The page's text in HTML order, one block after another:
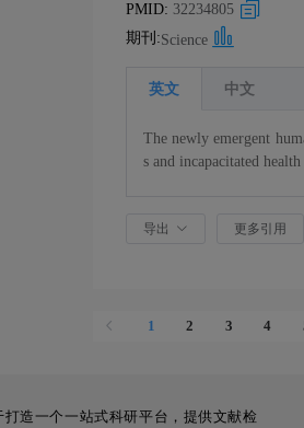
PMID: 32234805
期刊:Science
英文 中文
The newly emergent
s and incapacitated
if this process were
导出 更多引用
1 2 3 4
造一个一站式科研平台，提供文献检